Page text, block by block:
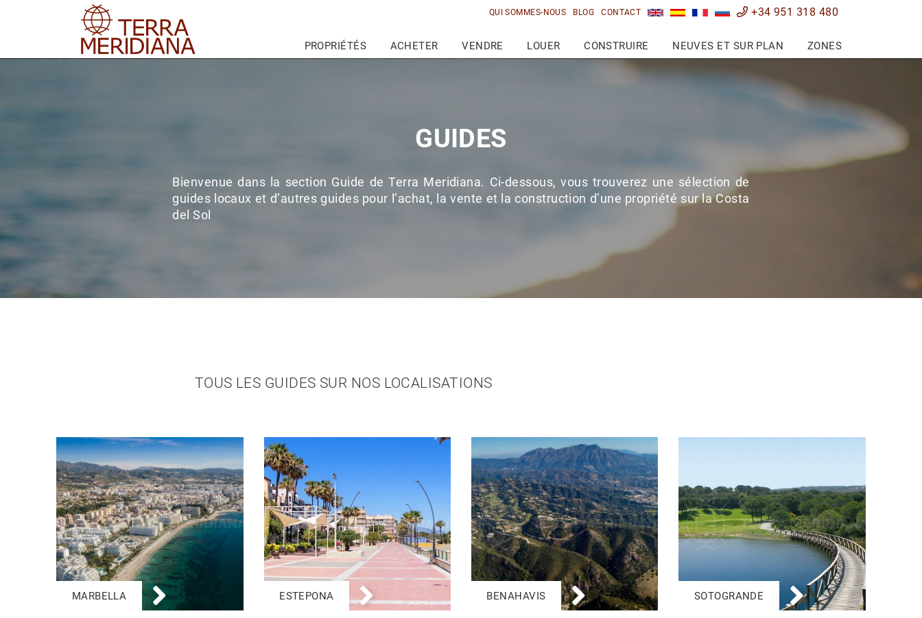
QUI SOMMES-NOUS BLOG CONTACT +34 951 318 480
PROPRIÉTÉS ACHETER VENDRE LOUER CONSTRUIRE NEUVES ET SUR PLAN ZONES
GUIDES
Bienvenue dans la section Guide de Terra Meridiana. Ci-dessous, vous trouverez une sélection de
guides locaux et d’autres guides pour l’achat, la vente et la construction d’une propriété sur la Costa
del Sol
TOUS LES GUIDES SUR NOS LOCALISATIONS
MARBELLA ESTEPONA BENAHAVIS SOTOGRANDE